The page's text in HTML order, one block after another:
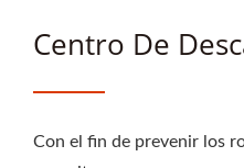
Centro De
Con el fin de prevenir los